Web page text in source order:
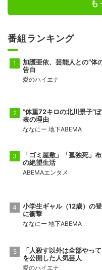
番組ランキング
加護亜依、芸能人との“体
告白
愛のハイエナ
“体重72キロの北川景子”
表の理由
ななにー 地下ABEMA
「ゴミ屋敷」「孤独死」
の絶望生活
ABEMAエンタメ
小学生ギャル（12歳）の
に衝撃
ななにー 地下ABEMA
「人殺す以外は全部やっ
を公開した人気芸人
愛のハイエナ